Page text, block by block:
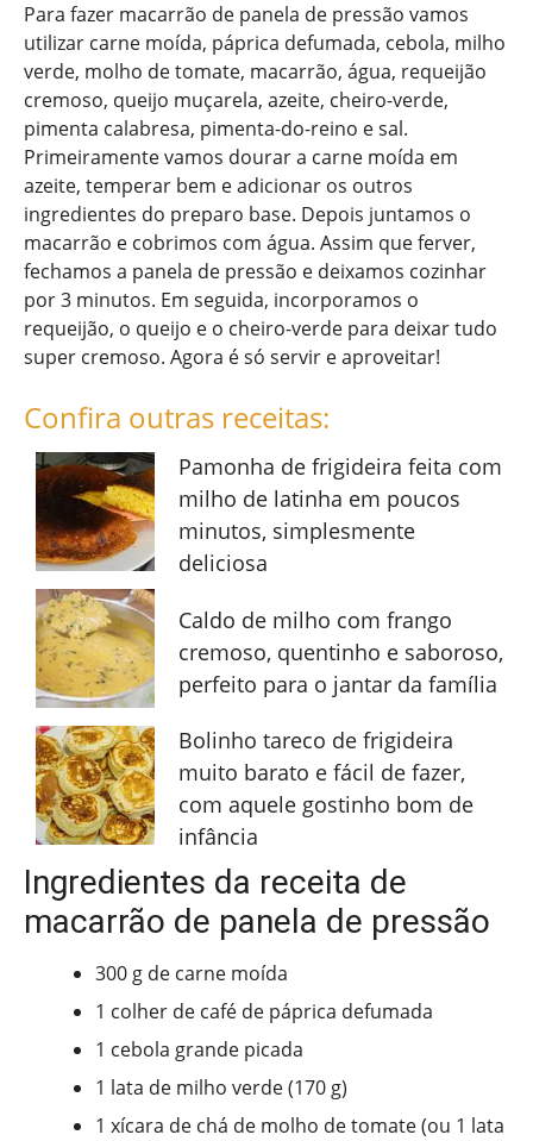
Para fazer macarrão de panela de pressão vamos
utilizar carne moída, páprica defumada, cebola, milho
verde, molho de tomate, macarrão, água, requeijão
cremoso, queijo muçarela, azeite, cheiro-verde,
pimenta calabresa, pimenta-do-reino e sal.
Primeiramente vamos dourar a carne moída em
azeite, temperar bem e adicionar os outros
ingredientes do preparo base. Depois juntamos o
macarrão e cobrimos com água. Assim que ferver,
fechamos a panela de pressão e deixamos cozinhar
por 3 minutos. Em seguida, incorporamos o
requeijão, o queijo e o cheiro-verde para deixar tudo
super cremoso. Agora é só servir e aproveitar!
Confira outras receitas:
Pamonha de frigideira feita com
milho de latinha em poucos
minutos, simplesmente
deliciosa
Caldo de milho com frango
cremoso, quentinho e saboroso,
perfeito para o jantar da família
Bolinho tareco de frigideira
muito barato e fácil de fazer,
com aquele gostinho bom de
infância
Ingredientes da receita de
macarrão de panela de pressão
300 g de carne moída
1 colher de café de páprica defumada
1 cebola grande picada
1 lata de milho verde (170 g)
1 xícara de chá de molho de tomate (ou 1 lata